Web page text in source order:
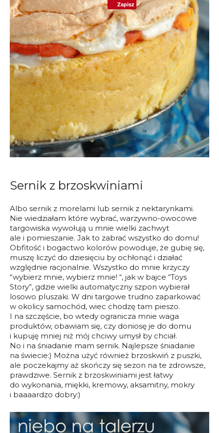
Sernik z brzoskwiniami
Albo sernik z morelami lub sernik z nektarynkami.
Nie wiedziałam które wybrać, warzywno-owocowe
targowiska wywołują u mnie wielki zachwyt
ale i pomieszanie. Jak to zabrać wszystko do domu!
Obfitość i bogactwo kolorów powoduje, że gubię się,
muszę liczyć do dziesięciu by ochłonąć i działać
względnie racjonalnie. Wszystko do mnie krzyczy
“wybierz mnie, wybierz mnie! “, jak w bajce “Toys
Story”, gdzie wielki automatyczny szpon wybierał
losowo pluszaki. W dni targowe trudno zaparkować
w okolicy samochód, wiec chodzę tam pieszo.
I na szczęście, bo wtedy ogranicza mnie waga
produktów, obawiam się, czy doniosę je do domu
i kupuję mniej niż mój chciwy umysł by chciał.
No i na śniadanie mam sernik. Najlepsze śniadanie
na świecie:) Można użyć również brzoskwiń z puszki,
ale poczekajmy aż skończy się sezon na te zdrowsze,
prawdziwe. Sernik z brzoskwiniami jest łatwy
do wykonania, miękki, kremowy, aksamitny, mokry
i baaaardzo dobry:)
Zapisz